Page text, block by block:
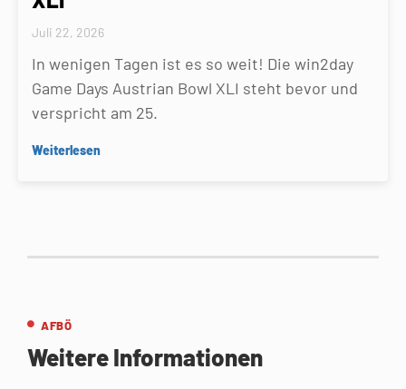
Juli 22, 2026
In wenigen Tagen ist es so weit! Die win2day
Game Days Austrian Bowl XLI steht bevor und
verspricht am 25.
Weiterlesen
AFBÖ
Weitere Informationen